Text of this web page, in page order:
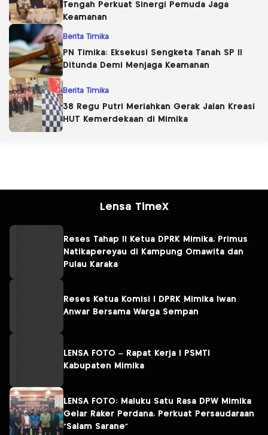
Tengah Perkuat Sinergi Pemuda Jaga
Keamanan
Berita Timika
PN Timika: Eksekusi Sengketa Tanah SP II
Ditunda Demi Menjaga Keamanan
Berita Timika
38 Regu Putri Meriahkan Gerak Jalan Kreasi
HUT Kemerdekaan di Mimika
Lensa TimeX
Reses Tahap II Ketua DPRK Mimika, Primus
Natikapereyau di Kampung Omawita dan
Pulau Karaka
Reses Ketua Komisi I DPRK Mimika Iwan
Anwar Bersama Warga Sempan
LENSA FOTO – Rapat Kerja I PSMTI
Kabupaten Mimika
LENSA FOTO: Maluku Satu Rasa DPW Mimika
Gelar Raker Perdana, Perkuat Persaudaraan
“Salam Sarane”